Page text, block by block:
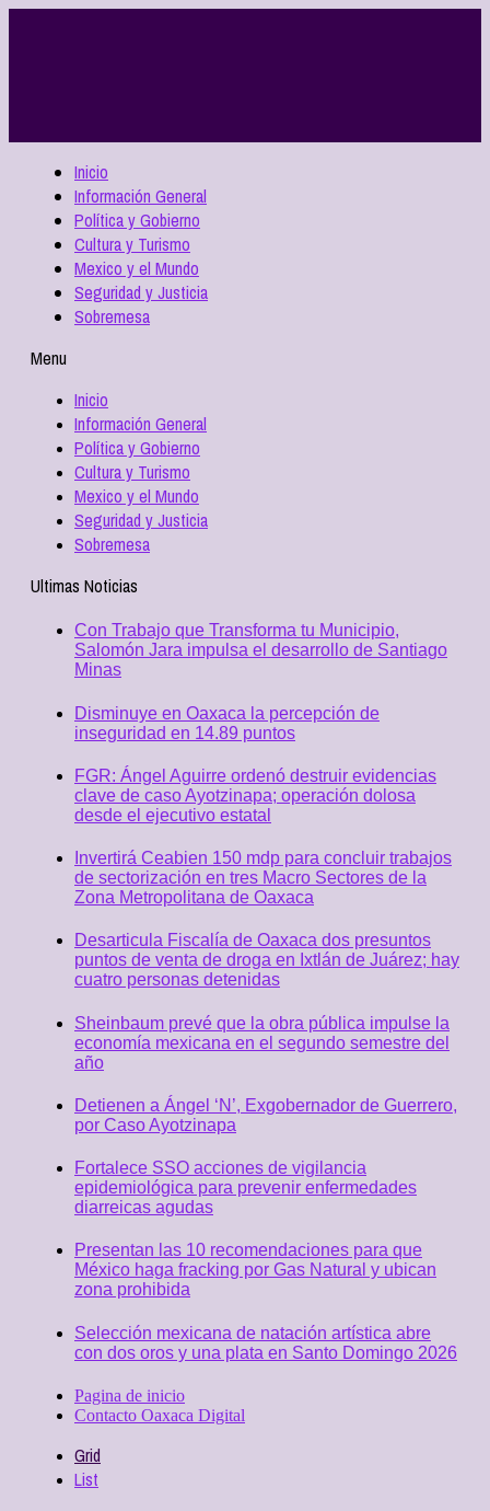
Inicio
Información General
Política y Gobierno
Cultura y Turismo
Mexico y el Mundo
Seguridad y Justicia
Sobremesa
Menu
Inicio
Información General
Política y Gobierno
Cultura y Turismo
Mexico y el Mundo
Seguridad y Justicia
Sobremesa
Ultimas Noticias
Con Trabajo que Transforma tu Municipio,
Salomón Jara impulsa el desarrollo de Santiago
Minas
Disminuye en Oaxaca la percepción de
inseguridad en 14.89 puntos
FGR: Ángel Aguirre ordenó destruir evidencias
clave de caso Ayotzinapa; operación dolosa
desde el ejecutivo estatal
Invertirá Ceabien 150 mdp para concluir trabajos
de sectorización en tres Macro Sectores de la
Zona Metropolitana de Oaxaca
Desarticula Fiscalía de Oaxaca dos presuntos
puntos de venta de droga en Ixtlán de Juárez; hay
cuatro personas detenidas
Sheinbaum prevé que la obra pública impulse la
economía mexicana en el segundo semestre del
año
Detienen a Ángel ‘N’, Exgobernador de Guerrero,
por Caso Ayotzinapa
Fortalece SSO acciones de vigilancia
epidemiológica para prevenir enfermedades
diarreicas agudas
Presentan las 10 recomendaciones para que
México haga fracking por Gas Natural y ubican
zona prohibida
Selección mexicana de natación artística abre
con dos oros y una plata en Santo Domingo 2026
Pagina de inicio
Contacto Oaxaca Digital
Grid
List